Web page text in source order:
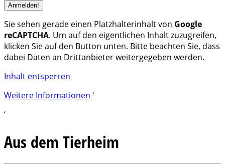
Sie sehen gerade einen Platzhalterinhalt von Google
reCAPTCHA. Um auf den eigentlichen Inhalt zuzugreifen,
klicken Sie auf den Button unten. Bitte beachten Sie, dass
dabei Daten an Drittanbieter weitergegeben werden.
Inhalt entsperren
Weitere Informationen ‘
‘
Aus dem Tierheim